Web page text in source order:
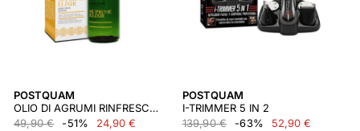
POSTQUAM
OLIO DI AGRUMI RINFRESCANTE - 100 ML.
49,90 €
-51% 24,90 €
POSTQUAM
I-TRIMMER 5 IN 2
139,90 €
-63% 52,90 €